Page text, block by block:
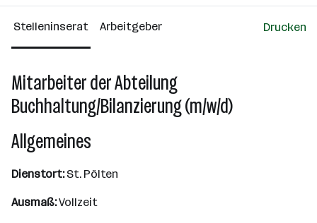
Salzburg
Stelleninserat Arbeitgeber Drucken
Mitarbeiter der Abteilung
Buchhaltung/Bilanzierung (m/w/d)
Allgemeines
Dienstort:St. Pölten
Ausmaß:Vollzeit